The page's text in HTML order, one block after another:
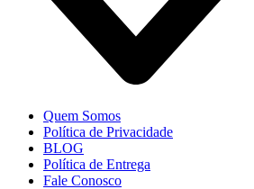
Quem Somos
Política de Privacidade
BLOG
Política de Entrega
Fale Conosco